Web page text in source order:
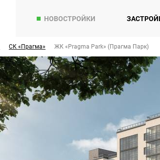
НОВОСТРОЙКИ
СК «Прагма» ЖК «Pragma Park» (Прагма Парк)